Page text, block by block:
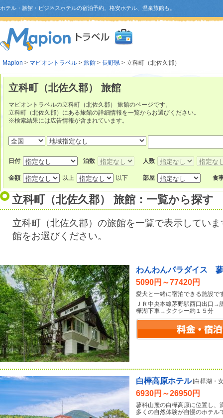
ホテル・旅館・ビジネスホテルの宿泊予約。格安ホテル、温泉旅館も。
Mapion > マピオントラベル > 旅館 > 長野県 > 立科町（北佐久郡）
立科町（北佐久郡） 旅館
マピオントラベルの立科町（北佐久郡） 旅館のページです。
立科町（北佐久郡）にある旅館の詳細情報を一覧からお選びください。
※検索結果には広告情報が含まれています。
日付 泊数 人数
金額 以上 以下 部屋 食
立科町（北佐久郡） 旅館：一覧から探す
立科町（北佐久郡）の旅館を一覧で表示してい
館をお選びください。
わんわんパラダイス
5090円～77420円
愛犬と一緒に宿泊できる施設で
ＪＲ中央本線茅野駅西口出口→
樺湖下車→タクシー約１５分
白樺高原ホテル [白樺湖・
6930円～26950円
蓼科山麓の白樺高原に位置し、
多くの自然体験が自慢のホテル